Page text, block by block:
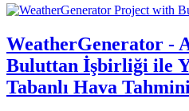
WeatherGenerator -
Buluttan İşbirliği ile
Tabanlı Hava Tahmini